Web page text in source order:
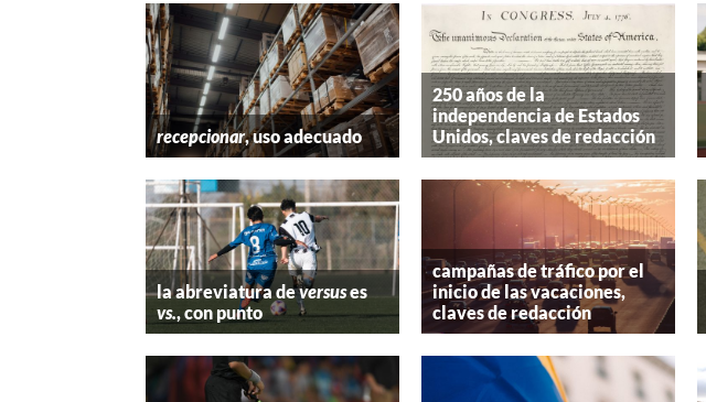
recepcionar, uso adecuado
250 años de la
independencia de Estados
Unidos, claves de redacción
la abreviatura deversuses
vs., con punto
campañas de tráfico por el
inicio de las vacaciones,
claves de redacción